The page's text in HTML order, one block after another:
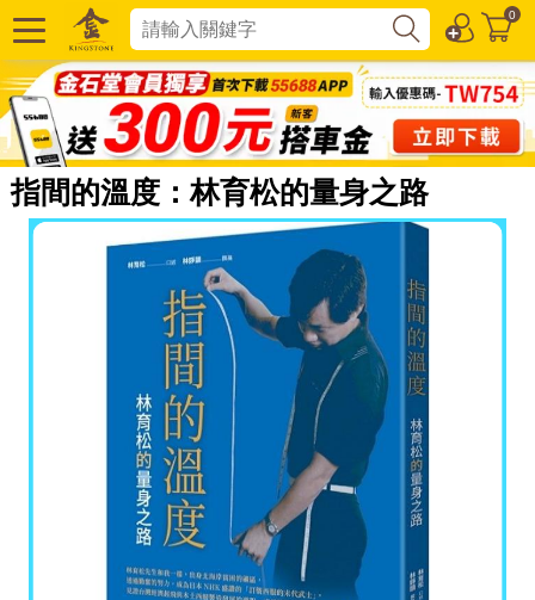
0
指間的溫度：林育松的量身之路